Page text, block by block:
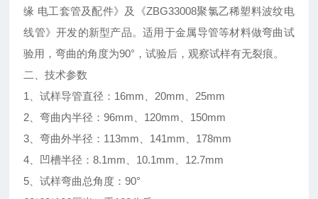
缘 电工套管及配件》及《ZBG33008聚氯乙稀塑料波纹电
线管》开发的新型产品。适用于金属导管等材料做弯曲试
验用，弯曲的角度为90°，试验后，观察试样有无裂痕。
二、技术参数
1、试样导管直径：16mm、20mm、25mm
2、弯曲内半径：96mm、120mm、150mm
3、弯曲外半径：113mm、141mm、178mm
4、凹槽半径：8.1mm、10.1mm、12.7mm
5、试样弯曲总角度：90°